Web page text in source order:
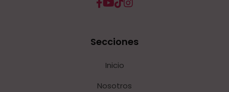
Secciones
Inicio
Nosotros